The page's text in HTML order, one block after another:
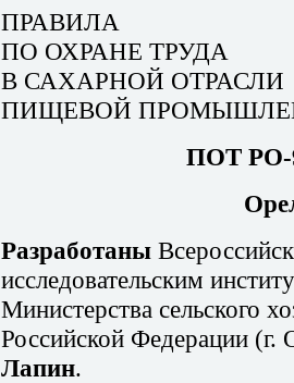
ПРАВИЛА
ПО ОХРАНЕ ТРУДА
В САХАРНОЙ ОТРАСЛИ
ПИЩЕВОЙ
ПОТ РО-
Разработаны
исследовательским
Министерства сельского
Российской Федерации (г.
Лапин.